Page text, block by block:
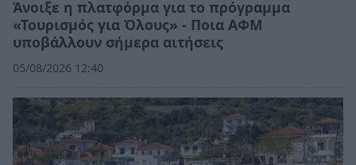
Άνοιξε η πλατφόρμα για το πρόγραμμα
«Τουρισμός για Όλους» - Ποια ΑΦΜ
υποβάλλουν σήμερα αιτήσεις
05/08/2026 12:40